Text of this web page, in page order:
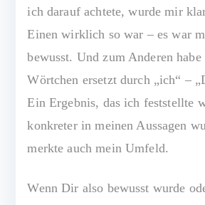
ich darauf achtete, wurde mir
Einen wirklich so war – es war
bewusst. Und zum Anderen habe
Wörtchen ersetzt durch „ich“ –
Ein Ergebnis, das ich feststellte
konkreter in meinen Aussagen
merkte auch mein Umfeld.
Wenn Dir also bewusst wurde